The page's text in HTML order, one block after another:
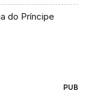
do Príncipe
PUB